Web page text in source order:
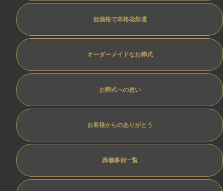
低価格で本格花祭壇
オーダーメイドなお葬式
お葬式への思い
お客様からのありがとう
葬儀事例一覧